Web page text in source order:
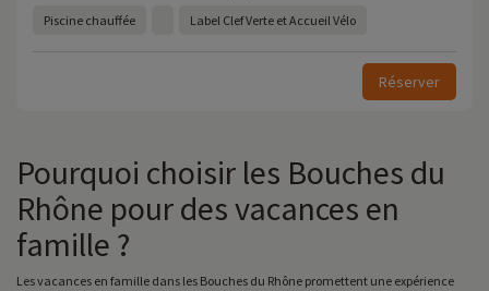
Piscine chauffée Label Clef Verte et Accueil Vélo
Réserver
Pourquoi choisir les Bouches du
Rhône pour des vacances en
famille ?
Les vacances en famille dans les Bouches du Rhône promettent une expérience